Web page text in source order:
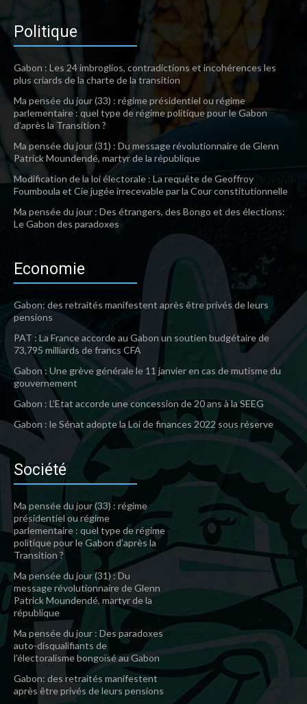
Politique
Gabon : Les 24 imbroglios, contradictions et incohérences les
plus criards de la charte de la transition
Ma pensée du jour (33) : régime présidentiel ou régime
parlementaire : quel type de régime politique pour le Gabon
d’après la Transition ?
Ma pensée du jour (31) : Du message révolutionnaire de Glenn
Patrick Moundendé, martyr de la république
Modification de la loi électorale : La requête de Geoffroy
Foumboula et Cie jugée irrecevable par la Cour constitutionnelle
Ma pensée du jour : Des étrangers, des Bongo et des élections:
Le Gabon des paradoxes
Economie
Gabon: des retraités manifestent après être privés de leurs
pensions
PAT : La France accorde au Gabon un soutien budgétaire de
73,795 milliards de francs CFA
Gabon : Une grève générale le 11 janvier en cas de mutisme du
gouvernement
Gabon : L’Etat accorde une concession de 20 ans à la SEEG
Gabon : le Sénat adopte la Loi de finances 2022 sous réserve
Société
Ma pensée du jour (33) : régime
présidentiel ou régime
parlementaire : quel type de régime
politique pour le Gabon d’après la
Transition ?
Ma pensée du jour (31) : Du
message révolutionnaire de Glenn
Patrick Moundendé, martyr de la
république
Ma pensée du jour : Des paradoxes
auto-disqualifiants de
l’électoralisme bongoïsé au Gabon
Gabon: des retraités manifestent
après être privés de leurs pensions